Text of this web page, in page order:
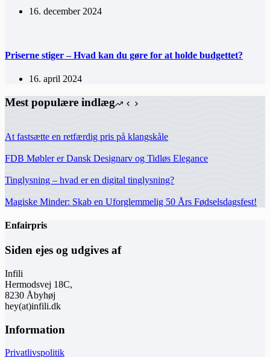
16. december 2024
Priserne stiger – Hvad kan du gøre for at holde budgettet?
16. april 2024
Mest populære indlæg
At fastsætte en retfærdig pris på klangskåle
FDB Møbler er Dansk Designarv og Tidløs Elegance
Tinglysning – hvad er en digital tinglysning?
Magiske Minder: Skab en Uforglemmelig 50 Års Fødselsdagsfest!
Enfairpris
Siden ejes og udgives af
Infili
Hermodsvej 18C,
8230 Åbyhøj
hey(at)infili.dk
Information
Privatlivspolitik